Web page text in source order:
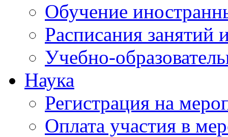
Обучение
Расписания занятий
Учебно-
Наука
Регистрация на
Оплата участия в